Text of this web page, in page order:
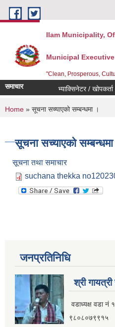
Skip to main content
Ilam Municipality,
Municipal Executive
"Clean, Prosperous,
समाचार भ्याक्सिनेटर / खोपकर्ता
You are here
Home » सूचना सच्याएको सम्बन्धमा ।
सूचना सच्याएको
सूचना तथा समाचार
suchana thekka
जनप्रतिनिधि
श्री
वडाध्यक्ष वडा न‌ं १
९८०८०७९९१५